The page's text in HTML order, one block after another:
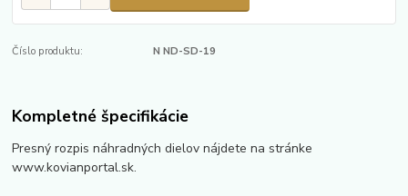
Číslo produktu: N ND-SD-19
Kompletné špecifikácie
Presný rozpis náhradných dielov nájdete na stránke
www.kovianportal.sk.